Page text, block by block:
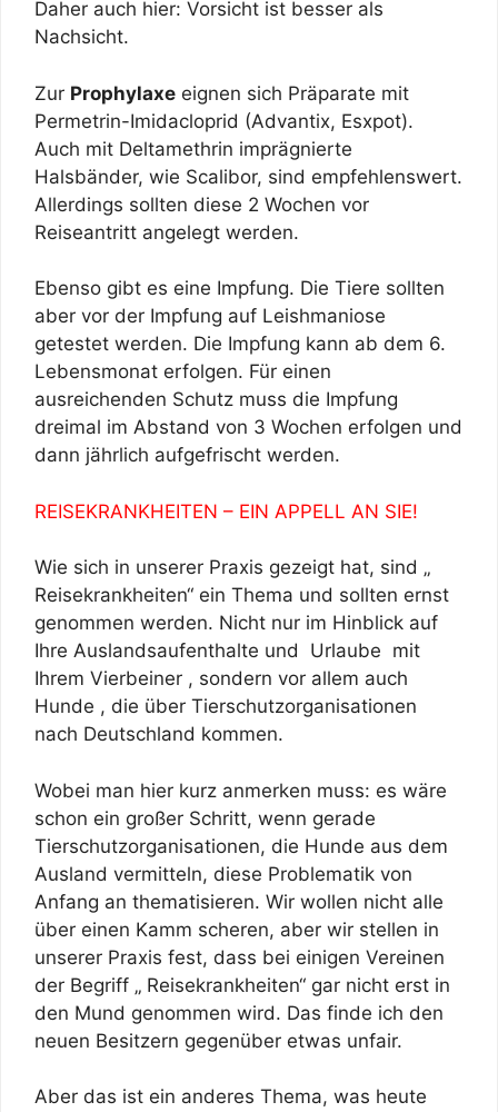
Daher auch hier: Vorsicht ist besser als
Nachsicht.
Zur Prophylaxe eignen sich Präparate mit
Permetrin-Imidacloprid (Advantix, Esxpot).
Auch mit Deltamethrin imprägnierte
Halsbänder, wie Scalibor, sind empfehlenswert.
Allerdings sollten diese 2 Wochen vor
Reiseantritt angelegt werden.
Ebenso gibt es eine Impfung. Die Tiere sollten
aber vor der Impfung auf Leishmaniose
getestet werden. Die Impfung kann ab dem 6.
Lebensmonat erfolgen. Für einen
ausreichenden Schutz muss die Impfung
dreimal im Abstand von 3 Wochen erfolgen und
dann jährlich aufgefrischt werden.
REISEKRANKHEITEN – EIN APPELL AN SIE!
Wie sich in unserer Praxis gezeigt hat, sind „
Reisekrankheiten“ ein Thema und sollten ernst
genommen werden. Nicht nur im Hinblick auf
Ihre Auslandsaufenthalte und Urlaube mit
Ihrem Vierbeiner , sondern vor allem auch
Hunde , die über Tierschutzorganisationen
nach Deutschland kommen.
Wobei man hier kurz anmerken muss: es wäre
schon ein großer Schritt, wenn gerade
Tierschutzorganisationen, die Hunde aus dem
Ausland vermitteln, diese Problematik von
Anfang an thematisieren. Wir wollen nicht alle
über einen Kamm scheren, aber wir stellen in
unserer Praxis fest, dass bei einigen Vereinen
der Begriff „ Reisekrankheiten“ gar nicht erst in
den Mund genommen wird. Das finde ich den
neuen Besitzern gegenüber etwas unfair.
Aber das ist ein anderes Thema, was heute